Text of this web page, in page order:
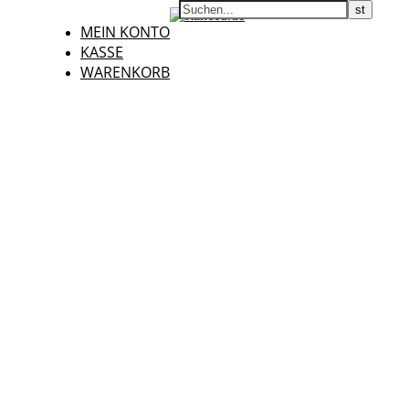
MEIN KONTO
KASSE
WARENKORB